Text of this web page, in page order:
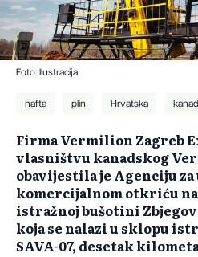
Foto: Ilustracija
nafta plin Hrvatska
Firma Vermilion Zagreb
vlasništvu kanadskog
obavijestila je Agenciju
komercijalnom otkriću
istražnoj bušotini
koja se nalazi u sklopu
SAVA-07, desetak